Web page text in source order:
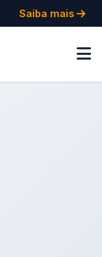
Saiba mais